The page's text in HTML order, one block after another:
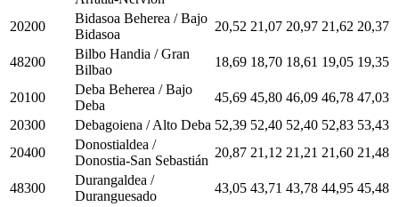
20200
Bidasoa Beherea / Bajo
Bidasoa
20,52 21,07 20,97 21,62 20,37
48200
Bilbo Handia / Gran
Bilbao
18,69 18,70 18,61 19,05 19,35
20100
Deba Beherea / Bajo
Deba
45,69 45,80 46,09 46,78 47,03
20300
Debagoiena / Alto Deba 52,39 52,40 52,40 52,83 53,43
20400
Donostialdea /
Donostia-San Sebastián
20,87 21,12 21,21 21,60 21,48
48300
Durangaldea /
Duranguesado
43,05 43,71 43,78 44,95 45,48